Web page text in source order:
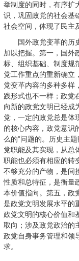
举制度的同时，有序扩
识，巩固政党的社会基
社会空间，体现了民主
国外政党变革的历
加以把握。第一，国外
标、组织基础、制度规
党工作重点的重新确立
党变革内容的多种多样
践形式也不一样；政党
向新的政党文明已经成
党，一定的政党总是体
的核心内容，政党意识
么的”问题的。历史主
党职能及其实现，从总
职能也必须有相应的转
不够充分的产物，是间
性质和总特征，是衡量
本价值指向。第五，政
是政党文明发展水平的
政党文明的核心价值和
取向；涉及政党政治的
政党自身事务管理和领
求。